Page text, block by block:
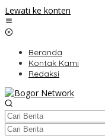
Lewati ke konten
Beranda
Kontak Kami
Redaksi